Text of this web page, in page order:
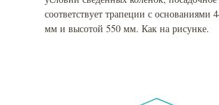
соответствует трапеции с основаниями
мм и высотой 550 мм. Как на рисунке.